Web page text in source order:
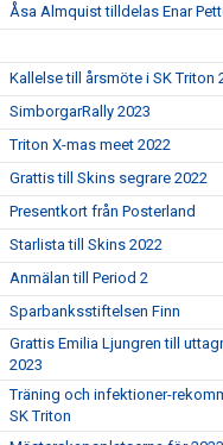
Åsa Almquist tilldelas Enar
Kallelse till årsmöte i SK Triton
SimborgarRally 2023
Triton X-mas meet 2022
Grattis till Skins segrare 2022
Presentkort från Posterland
Starlista till Skins 2022
Anmälan till Period 2
Sparbanksstiftelsen Finn
Grattis Emilia Ljungren till
2023
Träning och infektioner-
SK Triton